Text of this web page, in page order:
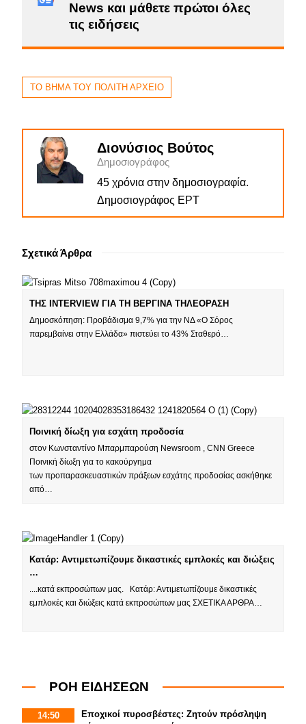
News και μάθετε πρώτοι όλες
τις ειδήσεις
ΤΟ ΒΗΜΑ ΤΟΥ ΠΟΛΙΤΗ ΑΡΧΕΙΟ
Διονύσιος Βούτος
Δημοσιογράφος
45 χρόνια στην δημοσιογραφία.
Δημοσιογράφος ΕΡΤ
Σχετικά Άρθρα
ΤΗΣ INTERVIEW ΓΙΑ ΤΗ ΒΕΡΓΙΝΑ ΤΗΛΕΟΡΑΣΗ
Δημοσκόπηση: Προβάδισμα 9,7% για την ΝΔ «Ο Σόρος
παρεμβαίνει στην Ελλάδα» πιστεύει το 43% Σταθερό…
Ποινική δίωξη για εσχάτη προδοσία
στον Κωνσταντίνο Μπαρμπαρούση Newsroom , CNN Greece
Ποινική δίωξη για το κακούργημα
των προπαρασκευαστικών πράξεων εσχάτης προδοσίας ασκήθηκε
από…
Κατάρ: Αντιμετωπίζουμε δικαστικές εμπλοκές και διώξεις
…
....κατά εκπροσώπων μας. Κατάρ: Αντιμετωπίζουμε δικαστικές
εμπλοκές και διώξεις κατά εκπροσώπων μας ΣΧΕΤΙΚΑ ΑΡΘΡΑ…
ΡΟΗ ΕΙΔΗΣΕΩΝ
14:50
Εποχικοί πυροσβέστες: Ζητούν πρόσληψη